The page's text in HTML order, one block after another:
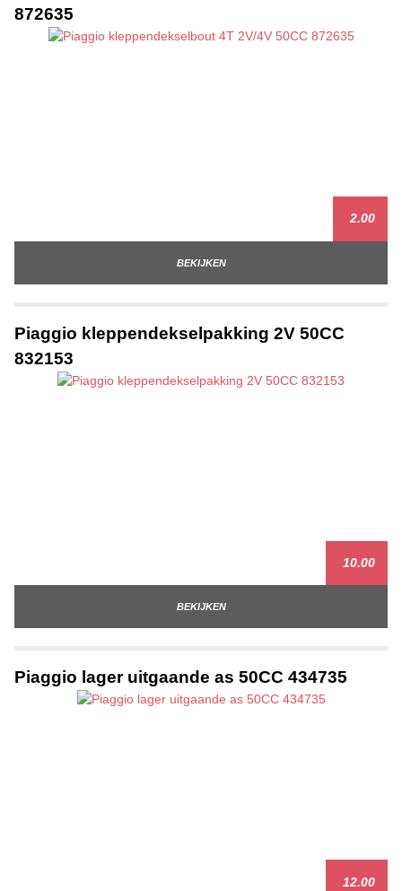
872635
2.00
BEKIJKEN
Piaggio kleppendekselpakking 2V 50CC
832153
10.00
BEKIJKEN
Piaggio lager uitgaande as 50CC 434735
12.00